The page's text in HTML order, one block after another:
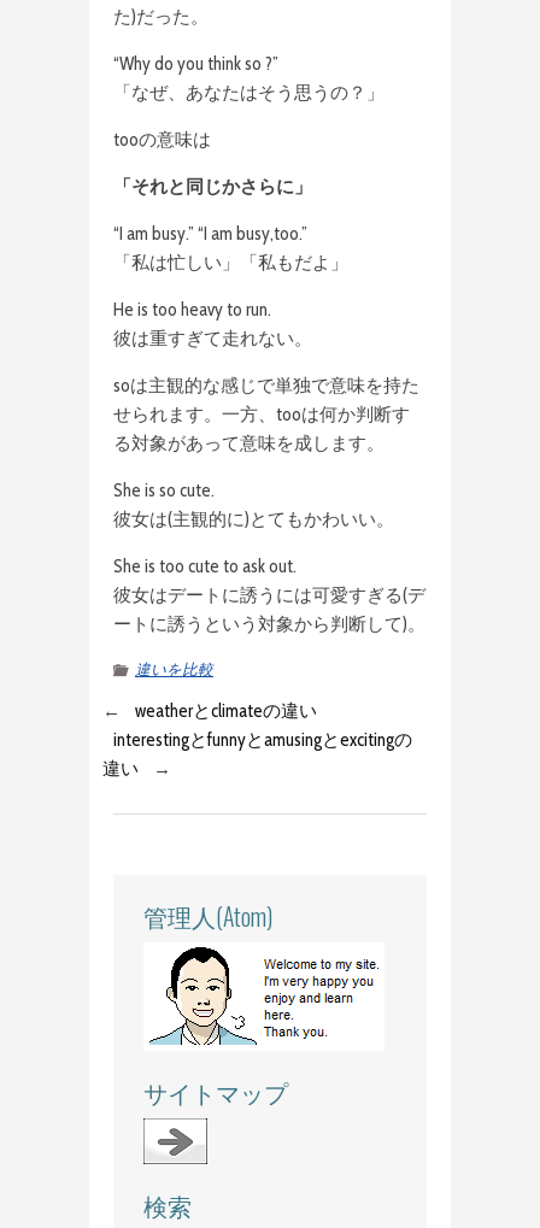
た)だった。
“Why do you think so ?”
「なぜ、あなたはそう思うの？」
tooの意味は
「それと同じかさらに」
“I am busy.” “I am busy,too.”
「私は忙しい」「私もだよ」
He is too heavy to run.
彼は重すぎて走れない。
soは主観的な感じで単独で意味を持た
せられます。一方、tooは何か判断す
る対象があって意味を成します。
She is so cute.
彼女は(主観的に)とてもかわいい。
She is too cute to ask out.
彼女はデートに誘うには可愛すぎる(デ
ートに誘うという対象から判断して)。
違いを比較
←
weatherとclimateの違い
interestingとfunnyとamusingとexcitingの
違い
→
管理人(Atom)
サイトマップ
検索